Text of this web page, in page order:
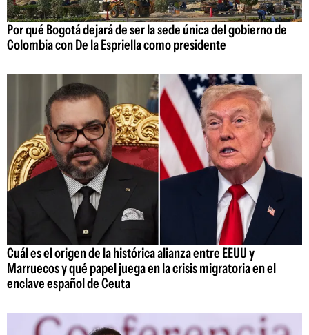
Por qué Bogotá dejará de ser la sede única del gobierno de
Colombia con De la Espriella como presidente
Cuál es el origen de la histórica alianza entre EEUU y
Marruecos y qué papel juega en la crisis migratoria en el
enclave español de Ceuta